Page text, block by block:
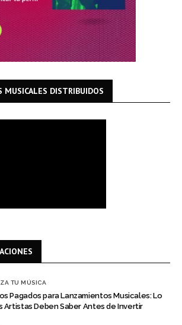
MUSICALES DISTRIBUIDOS
TU MÚSICA
Pagados para Lanzamientos Musicales: Lo
Artistas Deben Saber Antes de Invertir